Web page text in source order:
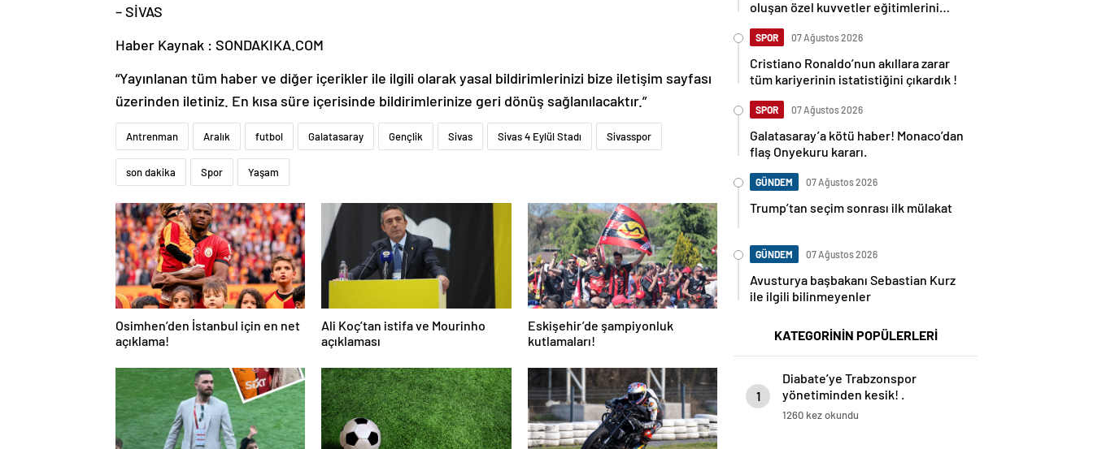
– SİVAS
Haber Kaynak : SONDAKIKA.COM
“Yayınlanan tüm haber ve diğer içerikler ile ilgili olarak yasal bildirimlerinizi bize iletişim sayfası
üzerinden iletiniz. En kısa süre içerisinde bildirimlerinize geri dönüş sağlanılacaktır.”
Antrenman Aralık futbol Galatasaray Gençlik Sivas Sivas 4 Eylül Stadı Sivasspor
son dakika Spor Yaşam
Osimhen’den İstanbul için en net
açıklama!
Ali Koç’tan istifa ve Mourinho
açıklaması
Eskişehir’de şampiyonluk
kutlamaları!
oluşan özel kuvvetler eğitimlerini
SPOR 07 Ağustos 2026
Cristiano Ronaldo’nun akıllara zarar
tüm kariyerinin istatistiğini çıkardık !
SPOR 07 Ağustos 2026
Galatasaray’a kötü haber! Monaco’dan
flaş Onyekuru kararı.
GÜNDEM 07 Ağustos 2026
Trump’tan seçim sonrası ilk mülakat
GÜNDEM 07 Ağustos 2026
Avusturya başbakanı Sebastian Kurz
ile ilgili bilinmeyenler
KATEGORİNİN POPÜLERLERİ
1
Diabate’ye Trabzonspor
yönetiminden kesik! .
1260 kez okundu